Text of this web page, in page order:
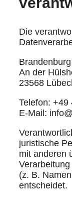
Die
An der
23568
Telefon: +49
E-Mail:
juristische
mit anderen
(z. B.
entscheidet.